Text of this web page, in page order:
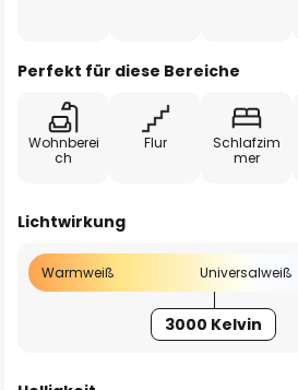
Perfekt für diese Bereiche
Wohnberei
ch
Flur
Schlafzim
mer
Lichtwirkung
Warmweiß Universalweiß
3000 Kelvin